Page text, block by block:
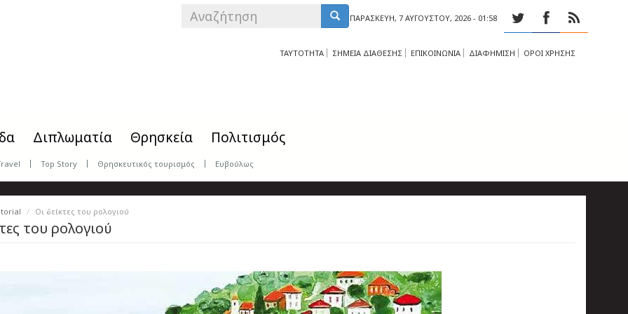
ΠΑΡΑΣΚΕΥΉ, 7 ΑΥΓΟΎΣΤΟΥ, 2026 - 01:58
SEARCH
ΤΑΥΤΟΤΗΤΑ ΣΗΜΕΙΑ ΔΙΑΘΕΣΗΣ ΕΠΙΚΟΙΝΩΝΙΑ ΔΙΑΦΗΜΙΣΗ ΟΡΟΙ ΧΡΗΣΗΣ
Διπλωματία Θρησκεία Πολιτισμός
Top Story Θρησκευτικός τουρισμός Ευβούλως
Οι δείκτες του ρολογιού
του ρολογιού